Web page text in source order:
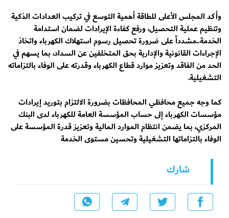
وأكد المجلس الأعلى للطاقة أهمية التوسع في تركيب العدادات الذكية
وتنظيم عملية التحصيل، ورفع كفاءة الإيرادات لضمان استدامة
الخدمة..مشدداً على ضرورة تحصيل رسوم استهلاك الكهرباء واتخاذ
الإجراءات القانونية والإدارية بحق المتخلفين عن السداد، بما يسهم في
الحد من الفاقد وتعزيز موارد قطاع الكهرباء وقدرته على الوفاء بالتزاماته
التشغيلية.
كما وجه جميع محافظي المحافظات بضرورة الالتزام بتوريد إيرادات
مؤسسات الكهرباء إلى حساب المؤسسة العامة للكهرباء لدى البنك
المركزي، بما يضمن انتظام الموارد المالية وتعزيز قدرة المؤسسة على
الوفاء بالتزاماتها التشغيلية وتحسين مستوى الخدمة
شارك